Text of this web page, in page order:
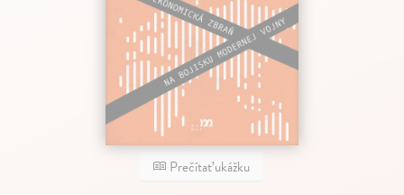
Prečítať ukážku